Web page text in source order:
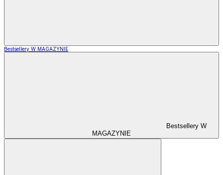
Bestsellery W MAGAZYNIE
Bestsellery W
MAGAZYNIE